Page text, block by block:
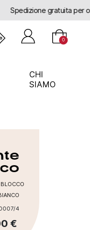
0
CHI
SIAMO
BLOCCO
4
€